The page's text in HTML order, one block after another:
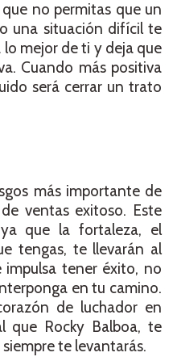
que no permitas que un
una situación difícil te
lo mejor de ti y deja que
Cuando más positiva
será cerrar un trato
más importante de
ventas exitoso. Este
que la fortaleza, el
tengas, te llevarán al
tener éxito, no
en tu camino.
de luchador en
que Rocky Balboa, te
te levantarás.